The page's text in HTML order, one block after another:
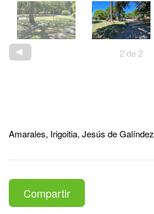
2de 2
Amarales, Irigoitia, Jesús de Galíndez
Compartir